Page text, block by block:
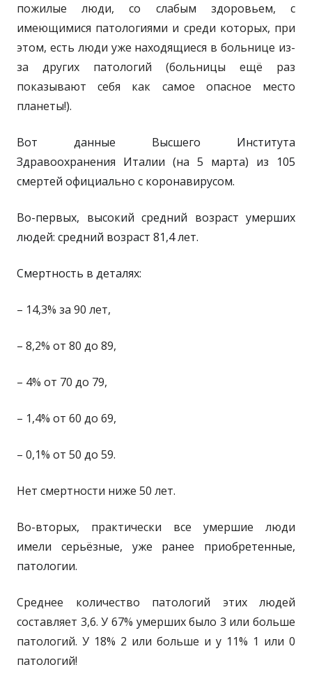
пожилые люди, со слабым здоровьем, с
имеющимися патологиями и среди которых, при
этом, есть люди уже находящиеся в больнице из-
за других патологий (больницы ещё раз
показывают себя как самое опасное место
планеты!).
Вот данные Высшего Института
Здравоохранения Италии (на 5 марта) из 105
смертей официально с коронавирусом.
Во-первых, высокий средний возраст умерших
людей: средний возраст 81,4 лет.
Смертность в деталях:
– 14,3% за 90 лет,
– 8,2% от 80 до 89,
– 4% от 70 до 79,
– 1,4% от 60 до 69,
– 0,1% от 50 до 59.
Нет смертности ниже 50 лет.
Во-вторых, практически все умершие люди
имели серьёзные, уже ранее приобретенные,
патологии.
Среднее количество патологий этих людей
составляет 3,6. У 67% умерших было 3 или больше
патологий. У 18% 2 или больше и у 11% 1 или 0
патологий!